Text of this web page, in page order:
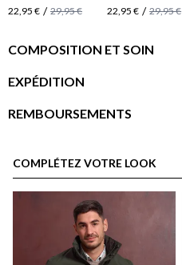
22,95 € / 29,95 € 22,95 € / 29,95 €
COMPOSITION ET SOIN
EXPÉDITION
REMBOURSEMENTS
COMPLÉTEZ VOTRE LOOK